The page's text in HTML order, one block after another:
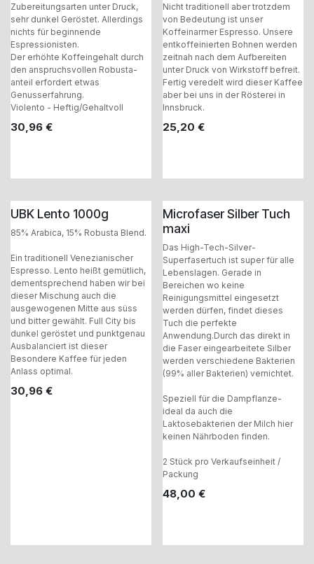
Zubereitungsarten unter Druck,
sehr dunkel Geröstet. Allerdings
nichts für beginnende
Espressionisten.
Der erhöhte Koffeingehalt durch
den anspruchsvollen Robusta-
anteil erfordert etwas
Genusserfahrung.
Violento - Heftig/Gehaltvoll
30,96 €
Nicht traditionell aber trotzdem
von Bedeutung ist unser
Koffeinarmer Espresso. Unsere
entkoffeinierten Bohnen werden
zeitnah nach dem Aufbereiten
unter Druck von Wirkstoff befreit.
Fertig veredelt wird dieser Kaffee
aber bei uns in der Rösterei in
Innsbruck.
25,20 €
UBK Lento 1000g
85% Arabica, 15% Robusta Blend.
Ein traditionell Venezianischer
Espresso. Lento heißt gemütlich,
dementsprechend haben wir bei
dieser Mischung auch die
ausgewogenen Mitte aus süss
und bitter gewählt. Full City bis
dunkel geröstet und punktgenau
Ausbalanciert ist dieser
Besondere Kaffee für jeden
Anlass optimal.
30,96 €
Microfaser Silber Tuch
maxi
Das High-Tech-Silver-
Superfasertuch ist super für alle
Lebenslagen. Gerade in
Bereichen wo keine
Reinigungsmittel eingesetzt
werden dürfen, findet dieses
Tuch die perfekte
Anwendung.Durch das direkt in
die Faser eingearbeitete Silber
werden verschiedene Bakterien
(99% aller Bakterien) vernichtet.
Speziell für die Dampflanze-
ideal da auch die
Laktosebakterien der Milch hier
keinen Nährboden finden.
2 Stück pro Verkaufseinheit /
Packung
48,00 €